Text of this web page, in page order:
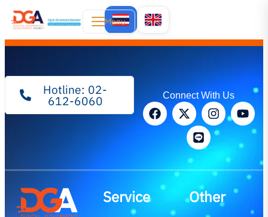
Menu
Hotline: 02-
612-6060 Connect With Us
Service Other